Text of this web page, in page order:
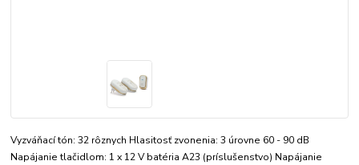
Vyzváňací tón: 32 rôznych Hlasitosť zvonenia: 3 úrovne 60 - 90 dB
Napájanie tlačidlom: 1 x 12 V batéria A23 (príslušenstvo) Napájanie